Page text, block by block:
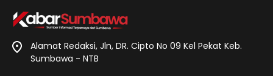
Alamat Redaksi, Jln, DR. Cipto No 09 Kel Pekat Keb.
Sumbawa - NTB